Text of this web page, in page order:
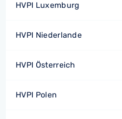
HVPI Luxemburg
HVPI Niederlande
HVPI Österreich
HVPI Polen